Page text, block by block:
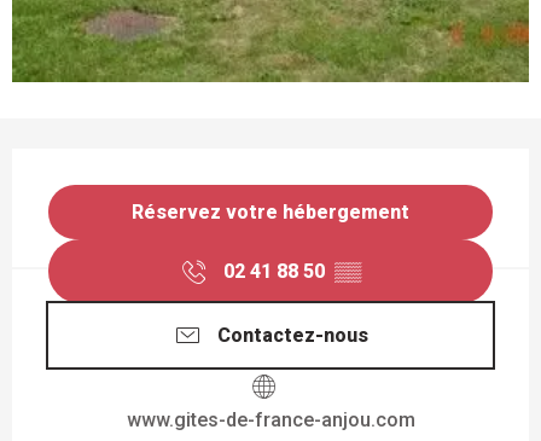
Réservez votre hébergement
02 41 88 50 ▒▒
Contactez-nous
www.gites-de-france-anjou.com